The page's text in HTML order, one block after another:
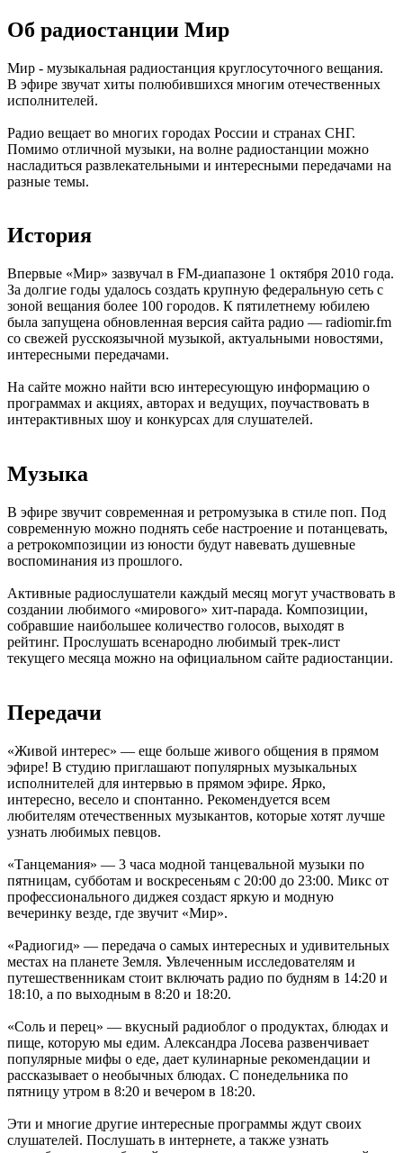
Об радиостанции Мир
Мир - музыкальная радиостанция круглосуточного вещания.
В эфире звучат хиты полюбившихся многим отечественных
исполнителей.
Радио вещает во многих городах России и странах СНГ.
Помимо отличной музыки, на волне радиостанции можно
насладиться развлекательными и интересными передачами на
разные темы.
История
Впервые «Мир» зазвучал в FM-диапазоне 1 октября 2010 года.
За долгие годы удалось создать крупную федеральную сеть с
зоной вещания более 100 городов. К пятилетнему юбилею
была запущена обновленная версия сайта радио — radiomir.fm
со свежей русскоязычной музыкой, актуальными новостями,
интересными передачами.
На сайте можно найти всю интересующую информацию о
программах и акциях, авторах и ведущих, поучаствовать в
интерактивных шоу и конкурсах для слушателей.
Музыка
В эфире звучит современная и ретромузыка в стиле поп. Под
современную можно поднять себе настроение и потанцевать,
а ретрокомпозиции из юности будут навевать душевные
воспоминания из прошлого.
Активные радиослушатели каждый месяц могут участвовать в
создании любимого «мирового» хит-парада. Композиции,
собравшие наибольшее количество голосов, выходят в
рейтинг. Прослушать всенародно любимый трек-лист
текущего месяца можно на официальном сайте радиостанции.
Передачи
«Живой интерес» — еще больше живого общения в прямом
эфире! В студию приглашают популярных музыкальных
исполнителей для интервью в прямом эфире. Ярко,
интересно, весело и спонтанно. Рекомендуется всем
любителям отечественных музыкантов, которые хотят лучше
узнать любимых певцов.
«Танцемания» — 3 часа модной танцевальной музыки по
пятницам, субботам и воскресеньям с 20:00 до 23:00. Микс от
профессионального диджея создаст яркую и модную
вечеринку везде, где звучит «Мир».
«Радиогид» — передача о самых интересных и удивительных
местах на планете Земля. Увлеченным исследователям и
путешественникам стоит включать радио по будням в 14:20 и
18:10, а по выходным в 8:20 и 18:20.
«Соль и перец» — вкусный радиоблог о продуктах, блюдах и
пище, которую мы едим. Александра Лосева развенчивает
популярные мифы о еде, дает кулинарные рекомендации и
рассказывает о необычных блюдах. С понедельника по
пятницу утром в 8:20 и вечером в 18:20.
Эти и многие другие интересные программы ждут своих
слушателей. Послушать в интернете, а также узнать